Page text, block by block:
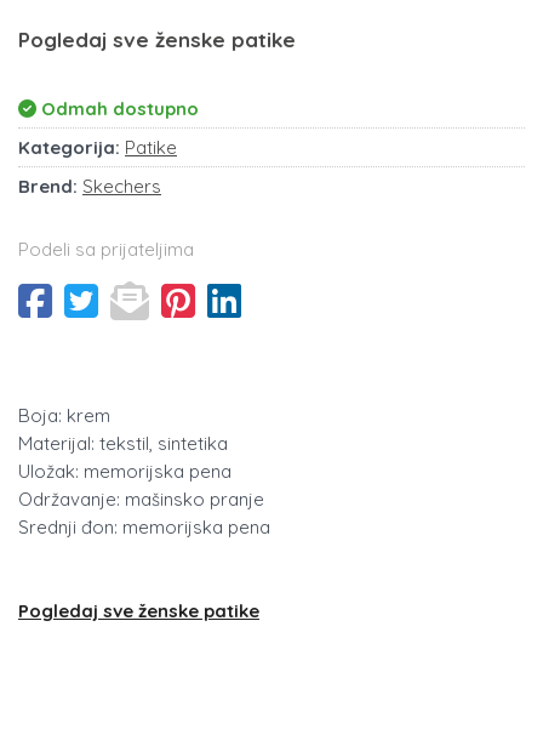
Pogledaj sve ženske patike
Odmah dostupno
Kategorija: Patike
Brend: Skechers
Podeli sa prijateljima
Boja: krem
Materijal: tekstil, sintetika
Uložak: memorijska pena
Održavanje: mašinsko pranje
Srednji đon: memorijska pena
Pogledaj sve ženske patike